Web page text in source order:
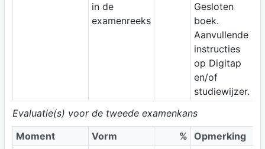
in de
examenreeks
Gesloten
boek.
Aanvullende
instructies
op Digitap
en/of
studiewijzer.
Evaluatie(s) voor de tweede examenkans
Moment
Vorm % Opmerking